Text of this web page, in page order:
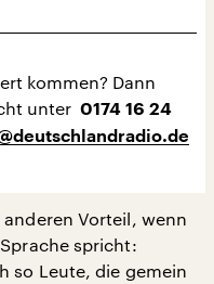
kommen? Dann
unter 0174 16 24
Vorteil, wenn
spricht:
so Leute, die gemein